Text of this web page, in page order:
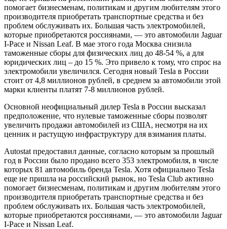
помогает бизнесменам, политикам и другим любителям этого
производителя приобретать транспортные средства и без
проблем обслуживать их. Большая часть электромобилей,
которые приобретаются россиянами, — это автомобили Jaguar
I-Pace и Nissan Leaf. В мае этого года Москва снизила
таможенные сборы для физических лиц до 48-54 %, а для
юридических лиц – до 15 %. Это привело к тому, что спрос на
электромобили увеличился. Сегодня новый Tesla в России
стоит от 4,8 миллионов рублей, в среднем за автомобили этой
марки клиенты платят 7-8 миллионов рублей.
Основной неофициальный дилер Tesla в России высказал
предположение, что нулевые таможенные сборы позволят
увеличить продажи автомобилей из США, несмотря на их
ценник и растущую инфраструктуру для взимания платы.
Autostat предоставил данные, согласно которым за прошлый
год в России было продано всего 353 электромобиля, в числе
которых 81 автомобиль бренда Tesla. Хотя официально Tesla
еще не пришла на российский рынок, но Tesla Club активно
помогает бизнесменам, политикам и другим любителям этого
производителя приобретать транспортные средства и без
проблем обслуживать их. Большая часть электромобилей,
которые приобретаются россиянами, — это автомобили Jaguar
I-Pace и Nissan Leaf.